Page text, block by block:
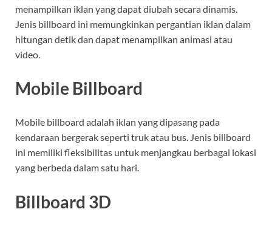
menampilkan iklan yang dapat diubah secara dinamis.
Jenis billboard ini memungkinkan pergantian iklan dalam
hitungan detik dan dapat menampilkan animasi atau
video.
Mobile Billboard
Mobile billboard adalah iklan yang dipasang pada
kendaraan bergerak seperti truk atau bus. Jenis billboard
ini memiliki fleksibilitas untuk menjangkau berbagai lokasi
yang berbeda dalam satu hari.
Billboard 3D